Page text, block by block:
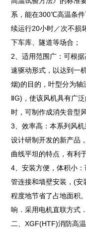
系，能在300℃高温条
续运行20小时／次不损
下车库、隧道等场合；
2、适用范围广：可根
速驱动形式，以达到一
烟)的目的，叶型分为轴
ⅡG)，使该风机具有广
时，可制作成消失音型
3、效率高：本系列风
设计研制开发的新产品
曲线平坦的特点，有利
4、安装方便，体积小
管连接和墙壁安装，(安
程度地节省了占地面积
响．采用电机直联方式
二、XGF(HTF)消防高